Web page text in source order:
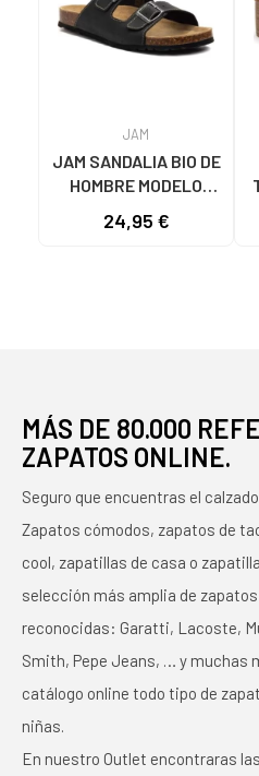
JAM
JAM SANDALIA BIO DE
HOMBRE MODELO
HEBILLAS NEGRO
24,95 €
MÁS DE 80.000
ZAPATOS ONLINE.
Seguro que encuentras el
Zapatos cómodos, zapatos de
cool, zapatillas de casa o
selección más amplia de
reconocidas: Garatti, Lacoste,
Smith, Pepe Jeans, … y muchas
catálogo online todo tipo de
niñas.
En nuestro Outlet encontraras